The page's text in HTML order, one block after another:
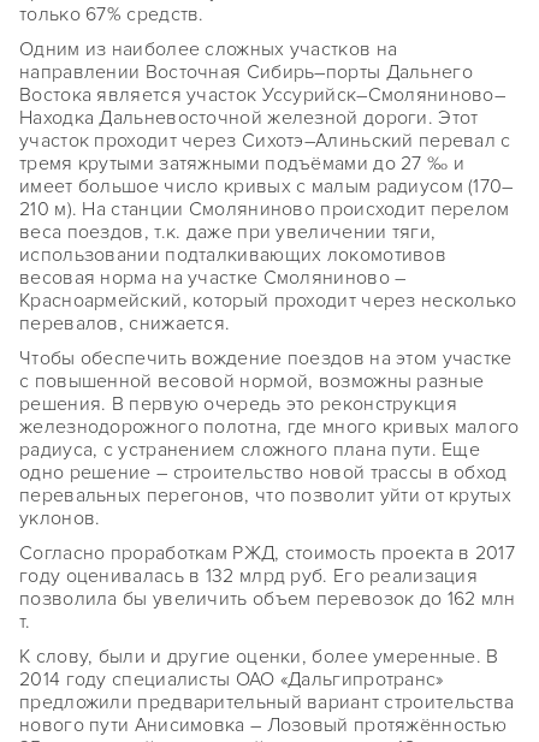
только 67% средств.
Одним из наиболее сложных участков на
направлении Восточная Сибирь–порты Дальнего
Востока является участок Уссурийск–Смоляниново–
Находка Дальневосточной железной дороги. Этот
участок проходит через Сихотэ–Алиньский перевал с
тремя крутыми затяжными подъёмами до 27 ‰ и
имеет большое число кривых с малым радиусом (170–
210 м). На станции Смоляниново происходит перелом
веса поездов, т.к. даже при увеличении тяги,
использовании подталкивающих локомотивов
весовая норма на участке Смоляниново –
Красноармейский, который проходит через несколько
перевалов, снижается.
Чтобы обеспечить вождение поездов на этом участке
с повышенной весовой нормой, возможны разные
решения. В первую очередь это реконструкция
железнодорожного полотна, где много кривых малого
радиуса, с устранением сложного плана пути. Еще
одно решение – строительство новой трассы в обход
перевальных перегонов, что позволит уйти от крутых
уклонов.
Согласно проработкам РЖД, стоимость проекта в 2017
году оценивалась в 132 млрд руб. Его реализация
позволила бы увеличить объем перевозок до 162 млн
т.
К слову, были и другие оценки, более умеренные. В
2014 году специалисты ОАО «Дальгипротранс»
предложили предварительный вариант строительства
нового пути Анисимовка – Лозовый протяжённостью